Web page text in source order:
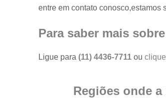
entre em contato conosco,estamos
Para saber mais
Ligue para(11) 4436-7711ou
Regiões onde